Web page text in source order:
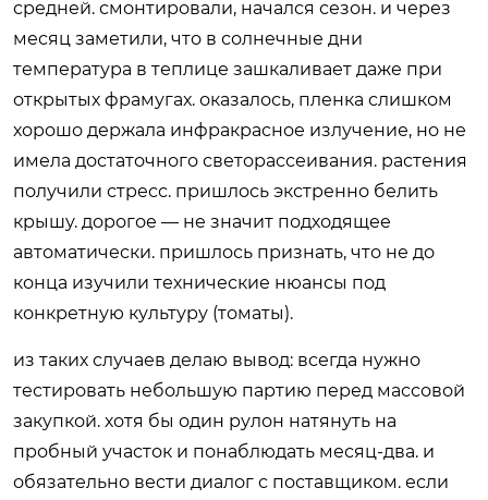
средней. смонтировали, начался сезон. и через
месяц заметили, что в солнечные дни
температура в теплице зашкаливает даже при
открытых фрамугах. оказалось, пленка слишком
хорошо держала инфракрасное излучение, но не
имела достаточного светорассеивания. растения
получили стресс. пришлось экстренно белить
крышу. дорогое — не значит подходящее
автоматически. пришлось признать, что не до
конца изучили технические нюансы под
конкретную культуру (томаты).
из таких случаев делаю вывод: всегда нужно
тестировать небольшую партию перед массовой
закупкой. хотя бы один рулон натянуть на
пробный участок и понаблюдать месяц-два. и
обязательно вести диалог с поставщиком. если